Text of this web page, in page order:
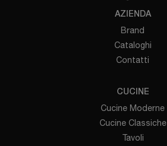
AZIENDA
Brand
Cataloghi
Contatti
CUCINE
Cucine Moderne
Cucine Classiche
Tavoli